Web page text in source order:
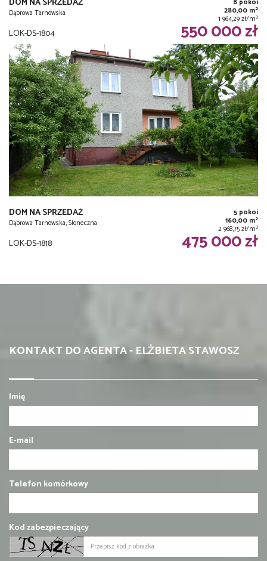
DOM NA SPRZEDAŻ
Dąbrowa Tarnowska
8 pokoi
280,00 m2
1 964,29 zł/m2
LOK-DS-1804 550 000 zł
DOM NA SPRZEDAŻ
Dąbrowa Tarnowska, Słoneczna
5 pokoi
160,00 m2
2 968,75 zł/m2
LOK-DS-1818 475 000 zł
KONTAKT DO AGENTA - ELŻBIETA STAWOSZ
Imię
E-mail
Telefon komórkowy
Kod zabezpieczający